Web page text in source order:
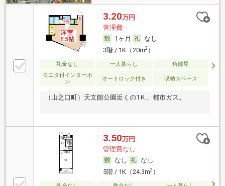
3.20万円
管理費-
1ヶ月
なし
3階 / 1K（20m2）
礼金なし 一人暮らし
角部屋
モニタ付インターホ
ン
オートロック付き 収納スペース
（山之口町）天文館公園近くの1Ｋ。都市ガス。
3.50万円
管理費なし
なし
なし
5階 / 1K（24.3m2）